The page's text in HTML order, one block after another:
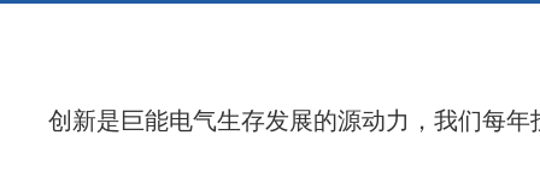
创新是巨能电气生存发展的源动力，我们每